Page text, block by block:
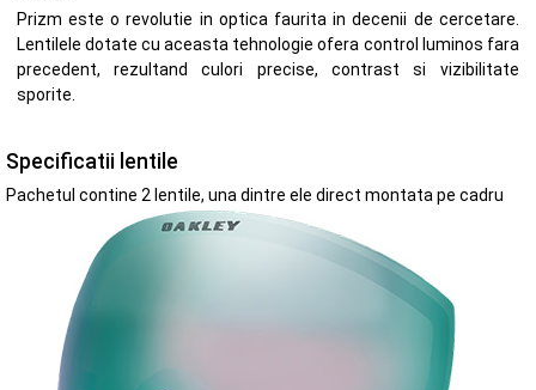
Prizm este o revolutie in optica faurita in decenii de cercetare.
Lentilele dotate cu aceasta tehnologie ofera control luminos fara
precedent, rezultand culori precise, contrast si vizibilitate
sporite.
Specificatii lentile
Pachetul contine 2 lentile, una dintre ele direct montata pe cadru